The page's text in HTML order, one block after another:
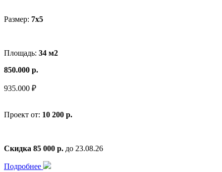
Размер: 7x5
Площадь: 34 м2
850.000 р.
935.000 ₽
Проект от: 10 200 р.
Скидка 85 000 р. до 23.08.26
Подробнее